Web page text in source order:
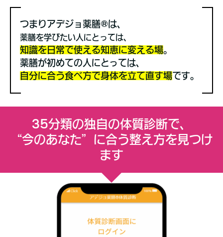
つまりアデジョ薬膳®は、
薬膳を学びたい人 にとっては、
知識を日常で使える知恵に変える場。
薬膳が初めての人 にとっては、
自分に合う食べ方で身体を立て直す場です。
35分類の独自の体質診断で、
“今のあなた”に合う整え方を見つけ
ます